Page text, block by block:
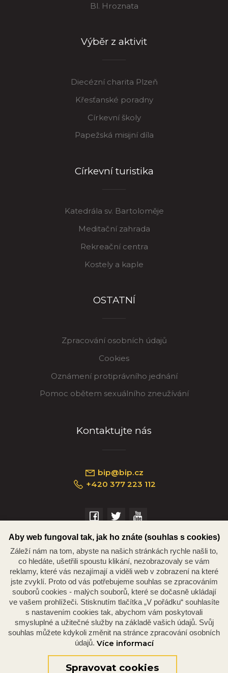
Bl. Hroznata
Výběr z aktivit
Diecézní charita Plzeň
Křesťanské poradny
Církevní školy
Papežská misijní díla
Církevní turistika
Katedrála sv. Bartoloměje
Meditační zahrada
Rekreační centra
Kostely a kaple
OSTATNÍ
Zpracování osobních údajů
Cookies
Oznámení protiprávního jednání
Pomoc obětem sexuálního zneužívání
Kontaktujte nás
bip@bip.cz
+420 377 223 112
Náměstí Republiky 234/35, 301 00 Plzeň
© 2026 Oficiální stránky Plzeňské diecéze ©dmpCMS
Aby web fungoval tak, jak ho znáte (souhlas s cookies)
Záleží nám na tom, abyste na našich stránkách rychle našli to,
co hledáte, ušetřili spoustu klikání, nezobrazovaly se vám
reklamy, které vás nezajímají a viděli web v zobrazení na které
jste zvyklí. Proto od vás potřebujeme souhlas se zpracováním
souborů cookies - malých souborů, které se dočasně ukládají
ve vašem prohlížeči. Stisknutím tlačítka „V pořádku“ souhlasíte
s nastavením cookies tak, abychom vám poskytovali
smysluplné a užitečné služby na základě vašich údajů. Svůj
souhlas můžete kdykoli změnit na stránce zpracování osobních
údajů. Více informací
Spravovat cookies